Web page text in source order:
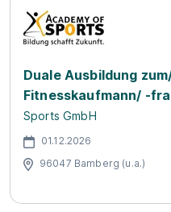
Duale Ausbildung
Fitnesskaufmann/ -
Sports GmbH
01.12.2026
96047 Bamberg (u.a.)